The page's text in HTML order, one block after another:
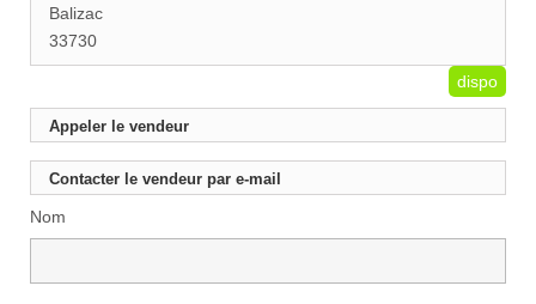
Balizac
33730
dispo
Appeler le vendeur
Contacter le vendeur par e-mail
Nom